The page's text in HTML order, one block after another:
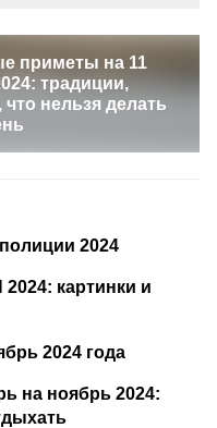
приметы на 11
традиции,
что нельзя делать
2024
картинки и
2024 года
на ноябрь 2024: